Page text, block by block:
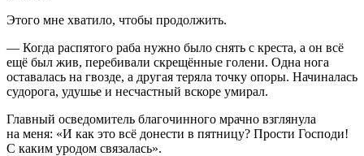
Этого мне хватило, чтобы продолжить.
— Когда распятого раба нужно было снять с креста, а он всё
ещё был жив, перебивали скрещённые голени. Одна нога
оставалась на гвозде, а другая теряла точку опоры. Начиналась
судорога, удушье и несчастный вскоре умирал.
Главный осведомитель благочинного мрачно взглянула
на меня: «И как это всё донести в пятницу? Прости Господи!
С каким уродом связалась».